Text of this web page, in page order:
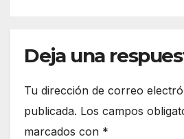
Deja una
Tu dirección de correo
publicada. Los campos
marcados con *